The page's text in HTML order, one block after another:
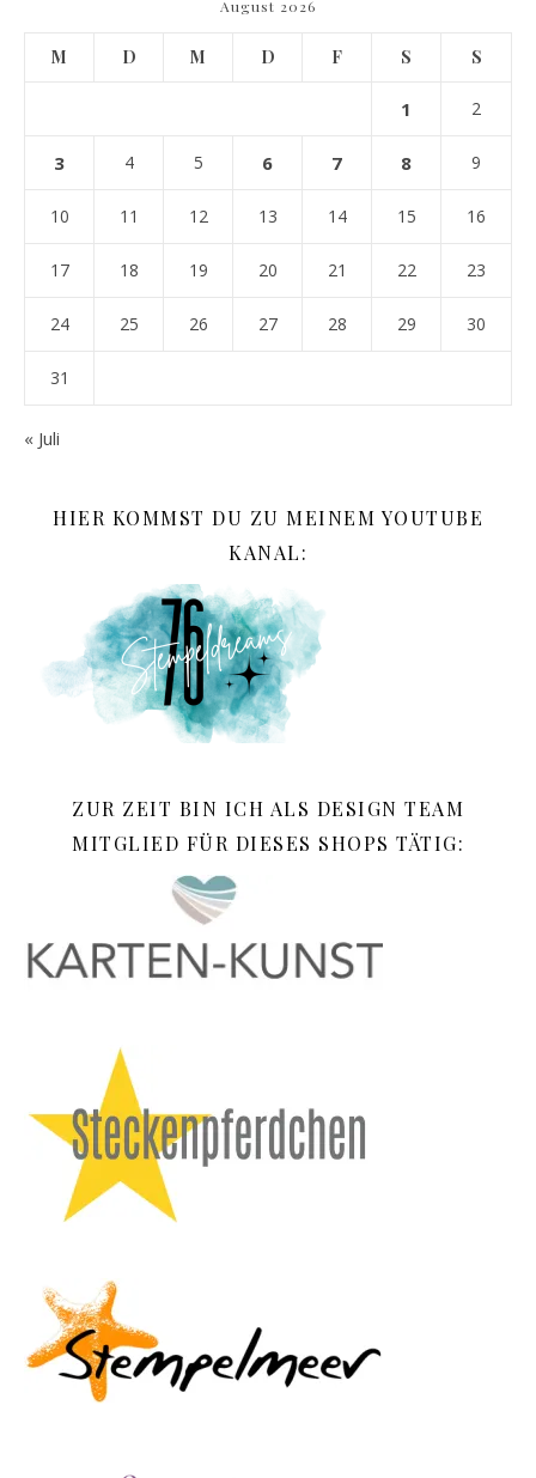
August 2026
M D M D F S S
1 2
3 4 5 6 7 8 9
10 11 12 13 14 15 16
17 18 19 20 21 22 23
24 25 26 27 28 29 30
31
« Juli
HIER KOMMST DU ZU MEINEM YOUTUBE
KANAL:
ZUR ZEIT BIN ICH ALS DESIGN TEAM
MITGLIED FÜR DIESES SHOPS TÄTIG: